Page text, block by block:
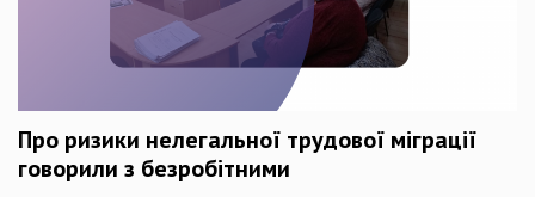
Про ризики нелегальної трудової міграції
говорили з безробітними